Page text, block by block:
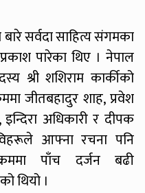
सर्वदा साहित्य संगमका
पारेका थिए । नेपाल
श्री शशिराम कार्कीको
जीतबहादुर शाह, प्रवेश
अधिकारी र दीपक
आफ्ना रचना पनि
पाँच दर्जन बढी
थियो ।